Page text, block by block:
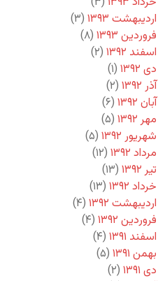
اردیبهشت ۱۳۹۳
(۳)
فروردین ۱۳۹۳
(۸)
اسفند ۱۳۹۲
(۲)
دی ۱۳۹۲
(۱)
آذر ۱۳۹۲
(۲)
آبان ۱۳۹۲
(۶)
مهر ۱۳۹۲
(۵)
شهریور ۱۳۹۲
(۵)
مرداد ۱۳۹۲
(۱۲)
تیر ۱۳۹۲
(۱۳)
خرداد ۱۳۹۲
(۱۳)
اردیبهشت ۱۳۹۲
(۴)
فروردین ۱۳۹۲
(۴)
اسفند ۱۳۹۱
(۴)
بهمن ۱۳۹۱
(۵)
دی ۱۳۹۱
(۲)